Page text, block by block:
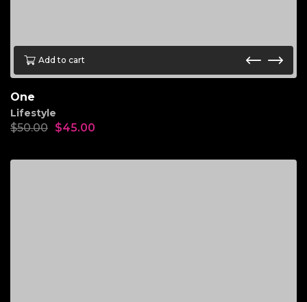
Add to cart
One
Lifestyle
$50.00 $45.00